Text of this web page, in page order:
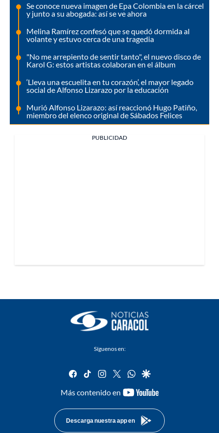
Se conoce nueva imagen de Epa Colombia en la cárcel
y junto a su abogada: así se ve ahora
Melina Ramírez confesó que se quedó dormida al
volante y estuvo cerca de una tragedia
"No me arrepiento de sentir tanto", el nuevo disco de
Karol G: estos artistas colaboran en el álbum
‘Lleva una escuelita en tu corazón’, el mayor legado
social de Alfonso Lizarazo por la educación
Murió Alfonso Lizarazo: así reaccionó Hugo Patiño,
miembro del elenco original de Sábados Felices
PUBLICIDAD
Síguenos en:
facebook
tiktok instagram
twitterwhatsapp
google
Más contenido en
youtube-
Descarga nuestra app en